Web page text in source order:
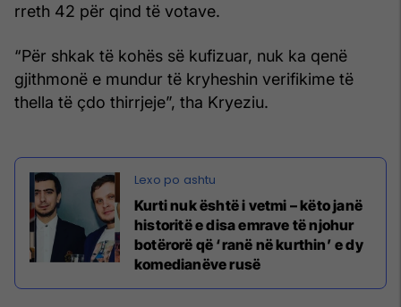
rreth 42 për qind të votave.
“Për shkak të kohës së kufizuar, nuk ka qenë
gjithmonë e mundur të kryheshin verifikime të
thella të çdo thirrjeje”, tha Kryeziu.
Kurti nuk është i vetmi – këto janë
historitë e disa emrave të njohur
botërorë që ‘ranë në kurthin’ e dy
komedianëve rusë